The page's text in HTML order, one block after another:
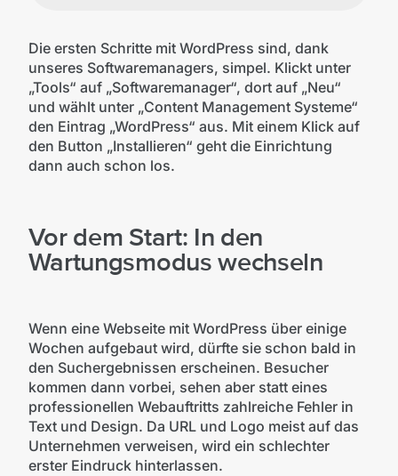
Die ersten Schritte mit WordPress sind, dank
unseres Softwaremanagers, simpel. Klickt unter
„Tools“ auf „Softwaremanager“, dort auf „Neu“
und wählt unter „Content Management Systeme“
den Eintrag „WordPress“ aus. Mit einem Klick auf
den Button „Installieren“ geht die Einrichtung
dann auch schon los.
Vor dem Start: In den
Wartungsmodus wechseln
Wenn eine Webseite mit WordPress über einige
Wochen aufgebaut wird, dürfte sie schon bald in
den Suchergebnissen erscheinen. Besucher
kommen dann vorbei, sehen aber statt eines
professionellen Webauftritts zahlreiche Fehler in
Text und Design. Da URL und Logo meist auf das
Unternehmen verweisen, wird ein schlechter
erster Eindruck hinterlassen.